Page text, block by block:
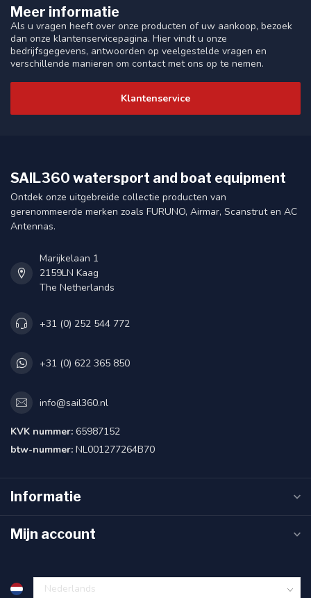
Meer informatie
Als u vragen heeft over onze producten of uw aankoop, bezoek
dan onze klantenservicepagina. Hier vindt u onze
bedrijfsgegevens, antwoorden op veelgestelde vragen en
verschillende manieren om contact met ons op te nemen.
Klantenservice
SAIL360 watersport and boat equipment
Ontdek onze uitgebreide collectie producten van
gerenommeerde merken zoals FURUNO, Airmar, Scanstrut en AC
Antennas.
Marijkelaan 1
2159LN Kaag
The Netherlands
+31 (0) 252 544 772
+31 (0) 622 365 850
info@sail360.nl
KVK nummer: 65987152
btw-nummer: NL001277264B70
Informatie
Mijn account